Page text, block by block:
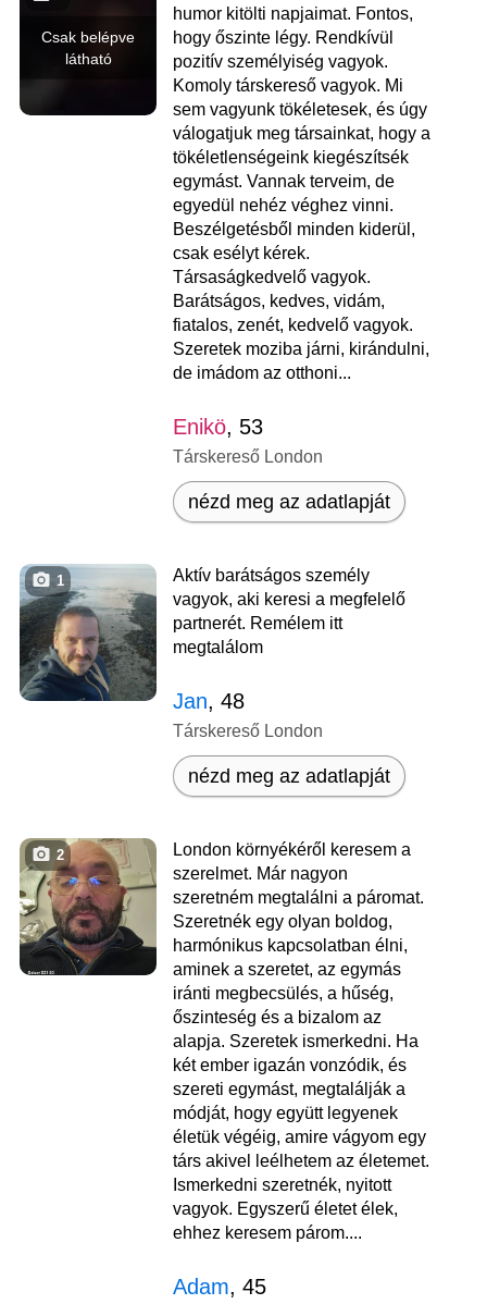
Csak belépve
látható
humor kitölti napjaimat. Fontos,
hogy őszinte légy. Rendkívül
pozitív személyiség vagyok.
Komoly társkereső vagyok. Mi
sem vagyunk tökéletesek, és úgy
válogatjuk meg társainkat, hogy a
tökéletlenségeink kiegészítsék
egymást. Vannak terveim, de
egyedül nehéz véghez vinni.
Beszélgetésből minden kiderül,
csak esélyt kérek.
Társaságkedvelő vagyok.
Barátságos, kedves, vidám,
fiatalos, zenét, kedvelő vagyok.
Szeretek moziba járni, kirándulni,
de imádom az otthoni...
Enikö, 53
Társkereső London
nézd meg az adatlapját
1
Aktív barátságos személy
vagyok, aki keresi a megfelelő
partnerét. Remélem itt
megtalálom
Jan, 48
Társkereső London
nézd meg az adatlapját
2
London környékéről keresem a
szerelmet. Már nagyon
szeretném megtalálni a páromat.
Szeretnék egy olyan boldog,
harmónikus kapcsolatban élni,
aminek a szeretet, az egymás
iránti megbecsülés, a hűség,
őszinteség és a bizalom az
alapja. Szeretek ismerkedni. Ha
két ember igazán vonzódik, és
szereti egymást, megtalálják a
módját, hogy együtt legyenek
életük végéig, amire vágyom egy
társ akivel leélhetem az életemet.
Ismerkedni szeretnék, nyitott
vagyok. Egyszerű életet élek,
ehhez keresem párom....
Adam, 45